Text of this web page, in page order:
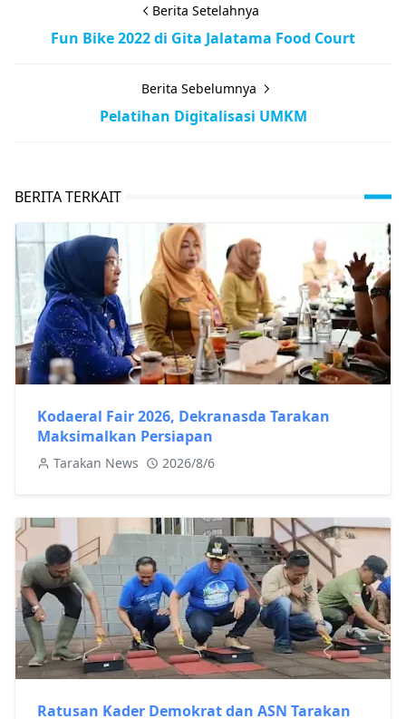
Berita Setelahnya
Fun Bike 2022 di Gita Jalatama Food Court
Berita Sebelumnya
Pelatihan Digitalisasi UMKM
BERITA TERKAIT
Kodaeral Fair 2026, Dekranasda Tarakan
Maksimalkan Persiapan
Tarakan News 2026/8/6
Ratusan Kader Demokrat dan ASN Tarakan